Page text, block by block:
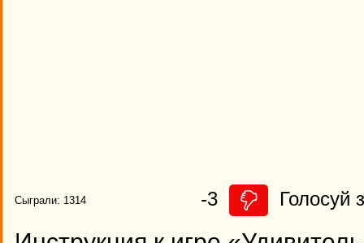
Сыграли: 1314 -3 Голосуй